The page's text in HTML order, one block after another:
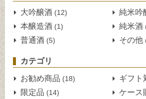
大吟醸酒 (12) 純米吟
本醸造酒 (1) 純米酒
普通酒 (5) その他
カテゴリ
お勧め商品 (18) ギフト
限定品 (14) ケース